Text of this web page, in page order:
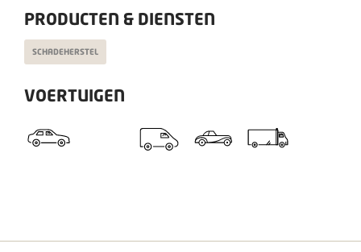
PRODUCTEN & DIENSTEN
SCHADEHERSTEL
VOERTUIGEN